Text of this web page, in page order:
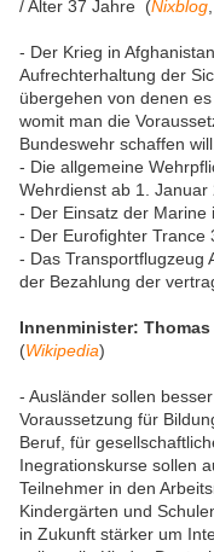
/ Alter 37 Jahre (Nixblog
- Der Krieg in
Aufrechterhaltung der
übergehen von denen
womit man die
Bundeswehr schaffen
- Die allgemeine
Wehrdienst ab 1. Januar
- Der Einsatz der Marine
- Der Eurofighter Trance
- Das Transportflugzeug
der Bezahlung der
Innenminister: Thomas
(Wikipedia)
- Ausländer sollen
Voraussetzung für
Beruf, für
Inegrationskurse sollen
Teilnehmer in den
Kindergärten und
in Zukunft stärker um